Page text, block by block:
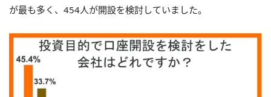
が最も多く、454人が開設を検討していました。